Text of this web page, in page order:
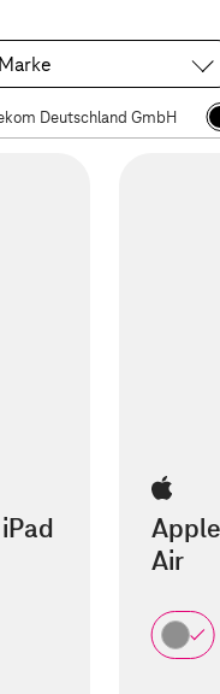
Marke
Deutschland GmbH
Air